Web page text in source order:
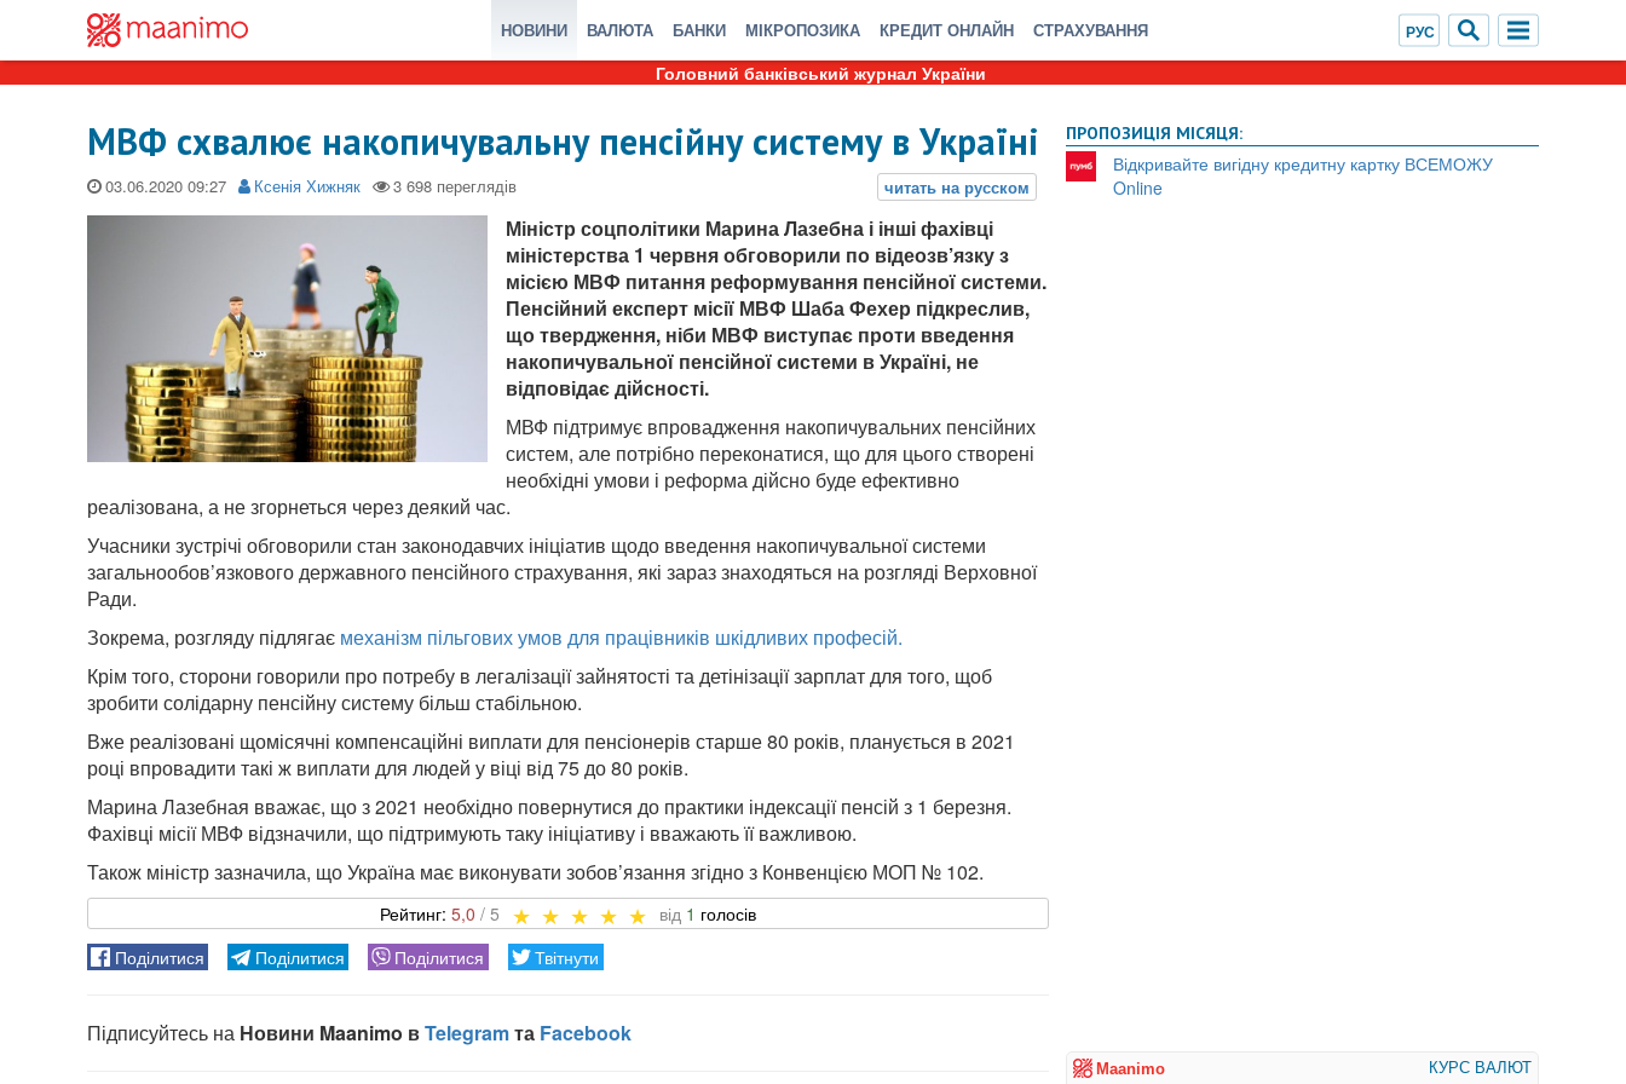
НОВИНИ ВАЛЮТА БАНКИ МІКРОПОЗИКА КРЕДИТ ОНЛАЙН СТРАХУВАННЯ
Головний банківський журнал України
МВФ схвалює накопичувальну пенсійну систему в Україні
03.06.2020 Ксенія Хижняк
Міністр соцполітики Марина Лазебна і інші фахівці
міністерства 1 червня обговорили по відеозв’язку з
місією МВФ питання реформування пенсійної системи.
Пенсійний експерт місії МВФ Шаба Фехер підкреслив,
що твердження, ніби МВФ виступає проти введення
накопичувальної пенсійної системи в Україні, не
відповідає дійсності.
МВФ підтримує впровадження накопичувальних пенсійних
систем, але потрібно переконатися, що для цього створені
необхідні умови і реформа дійсно буде ефективно
реалізована, а не згорнеться через деякий час.
Учасники зустрічі обговорили стан законодавчих ініціатив щодо введення накопичувальної системи
загальнообов’язкового державного пенсійного страхування, які зараз знаходяться на розгляді Верховної
Ради.
Зокрема, розгляду підлягає механізм пільгових умов для працівників шкідливих професій.
Крім того, сторони говорили про потребу в легалізації зайнятості та детінізації зарплат для того, щоб
зробити солідарну пенсійну систему більш стабільною.
Вже реалізовані щомісячні компенсаційні виплати для пенсіонерів старше 80 років, планується в 2021
році впровадити такі ж виплати для людей у ​​віці від 75 до 80 років.
Марина Лазебная вважає, що з 2021 необхідно повернутися до практики індексації пенсій з 1 березня.
Фахівці місії МВФ відзначили, що підтримують таку ініціативу і вважають її важливою.
Також міністр зазначила, що Україна має виконувати зобов’язання згідно з Конвенцією МОП № 102.
5,0 1
ПРОПОЗИЦІЯ МІСЯЦЯ:
Відкривайте вигідну кредитну картку ВСЕМОЖУ
Online